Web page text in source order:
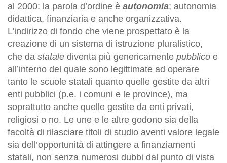
al 2000: la parola d’ordine è autonomia; autonomia
didattica, finanziaria e anche organizzativa.
L’indirizzo di fondo che viene prospettato è la
creazione di un sistema di istruzione pluralistico,
che da statale diventa più genericamente pubblico e
all’interno del quale sono legittimate ad operare
tanto le scuole statali quanto quelle gestite da altri
enti pubblici (p.e. i comuni e le province), ma
soprattutto anche quelle gestite da enti privati,
religiosi o no. Le une e le altre godono sia della
facoltà di rilasciare titoli di studio aventi valore legale
sia dell’opportunità di attingere a finanziamenti
statali, non senza numerosi dubbi dal punto di vista